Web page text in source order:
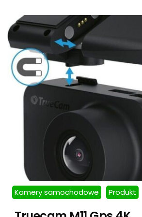
Kamery samochodowe Produkt